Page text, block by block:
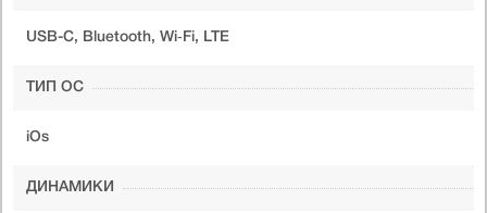
USB-C, Bluetooth, Wi‑Fi, LTE
ТИП ОС
iOs
ДИНАМИКИ